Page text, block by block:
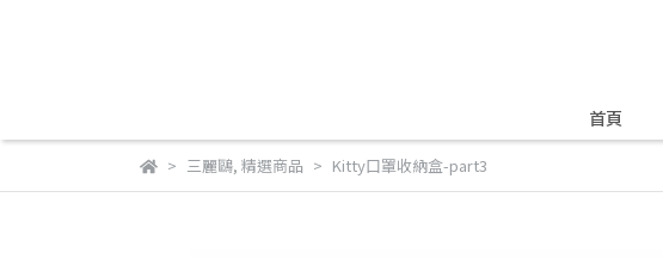
首頁
三麗鷗, 精選商品 Kitty口罩收納盒-part3